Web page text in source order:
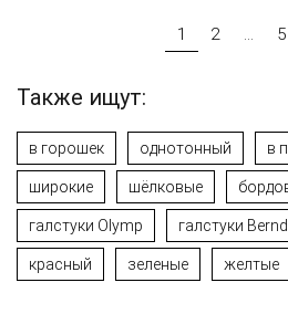
1 2 ... 5
Также ищут:
в горошек однотонный в
широкие шёлковые
галстуки Olymp галстуки
красный зеленые желтые